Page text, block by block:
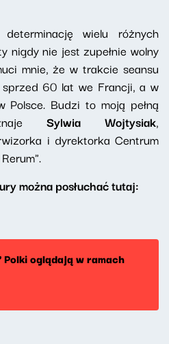
wielu różnych
nigdy nie jest zupełnie wolny
mnie, że w trakcie seansu
60 lat we Francji, a w
Budzi to moją pełną
Sylwia Wojtysiak,
i dyrektorka Centrum
można posłuchać tutaj:
oglądają w ramach